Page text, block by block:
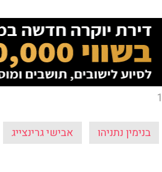
בנימין נתניהו אבישי גרינצייג